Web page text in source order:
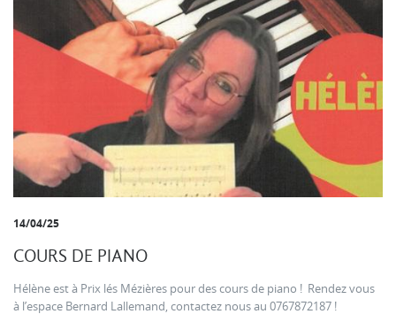
14/04/25
COURS DE PIANO
Hélène est à Prix lés Mézières pour des cours de piano ! Rendez vous
à l’espace Bernard Lallemand, contactez nous au 0767872187 !